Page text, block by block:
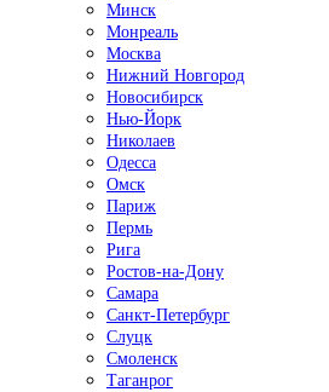
Минск
Монреаль
Москва
Нижний Новгород
Новосибирск
Нью-Йорк
Николаев
Одесса
Омск
Париж
Пермь
Рига
Ростов-на-Дону
Самара
Санкт-Петербург
Слуцк
Смоленск
Таганрог